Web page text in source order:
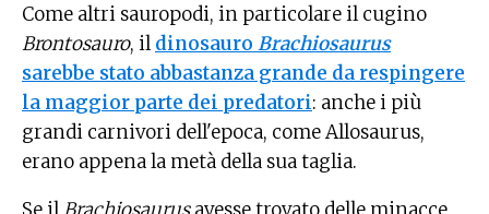
Come altri sauropodi, in particolare il cugino
Brontosauro, ildinosauro Brachiosaurus
sarebbe stato abbastanza grande da respingere
la maggior parte dei predatori: anche i più
grandi carnivori dell'epoca, come Allosaurus,
erano appena la metà della sua taglia.